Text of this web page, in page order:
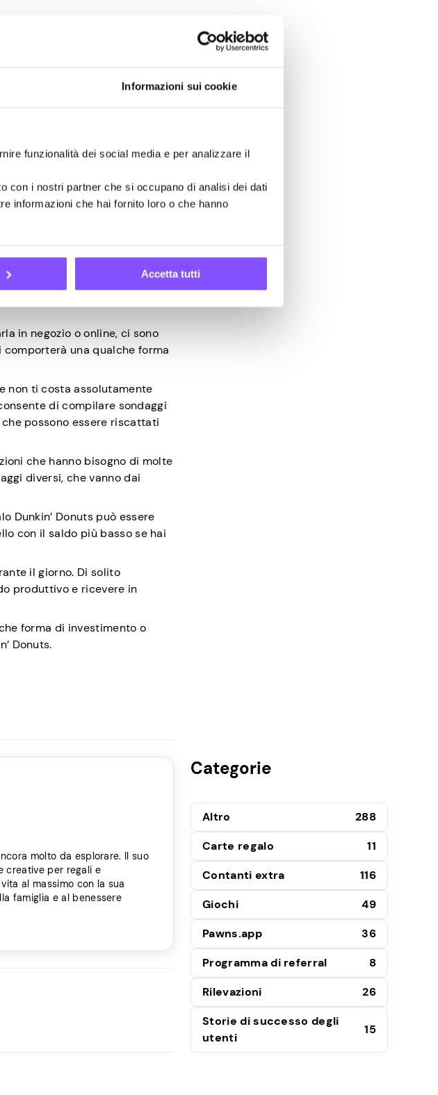
Informazioni sui cookie
funzionalità dei social media e per analizzare il
con i nostri partner che si occupano di analisi dei dati
informazioni che hai fornito loro o che hanno
Accetta tutti
Donuts?
vale la pena tenerle in giro
continuare a utilizzare la
carte regalo non scadono.
è altrettanto buono come
ricariche automatiche
certo equilibrio, puoi unirle
in negozio o online, ci sono
una qualche forma
non ti costa assolutamente
di compilare sondaggi
possono essere riscattati
che hanno bisogno di molte
diversi, che vanno dai
Dunkin’ Donuts può essere
con il saldo più basso se hai
il giorno. Di solito
produttivo e ricevere in
forma di investimento o
Donuts.
molto da esplorare. Il suo
creative per regali e
al massimo con la sua
famiglia e al benessere
Categorie
Altro
288
Carte regalo
11
Contanti extra
116
Giochi
49
Pawns.app
36
Programma di referral
8
Rilevazioni
26
Storie di successo degli
utenti
15